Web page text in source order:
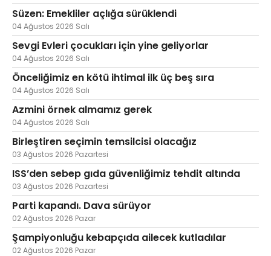
Süzen: Emekliler açlığa sürüklendi
04 Ağustos 2026 Salı
Sevgi Evleri çocukları için yine geliyorlar
04 Ağustos 2026 Salı
Önceliğimiz en kötü ihtimal ilk üç beş sıra
04 Ağustos 2026 Salı
Azmini örnek almamız gerek
04 Ağustos 2026 Salı
Birleştiren seçimin temsilcisi olacağız
03 Ağustos 2026 Pazartesi
ISS’den sebep gıda güvenliğimiz tehdit altında
03 Ağustos 2026 Pazartesi
Parti kapandı. Dava sürüyor
02 Ağustos 2026 Pazar
Şampiyonluğu kebapçıda ailecek kutladılar
02 Ağustos 2026 Pazar